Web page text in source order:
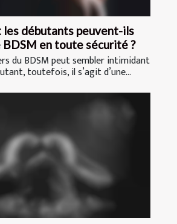
les débutants peuvent-ils
BDSM en toute sécurité ?
du BDSM peut sembler intimidant
toutefois, il s’agit d’une...